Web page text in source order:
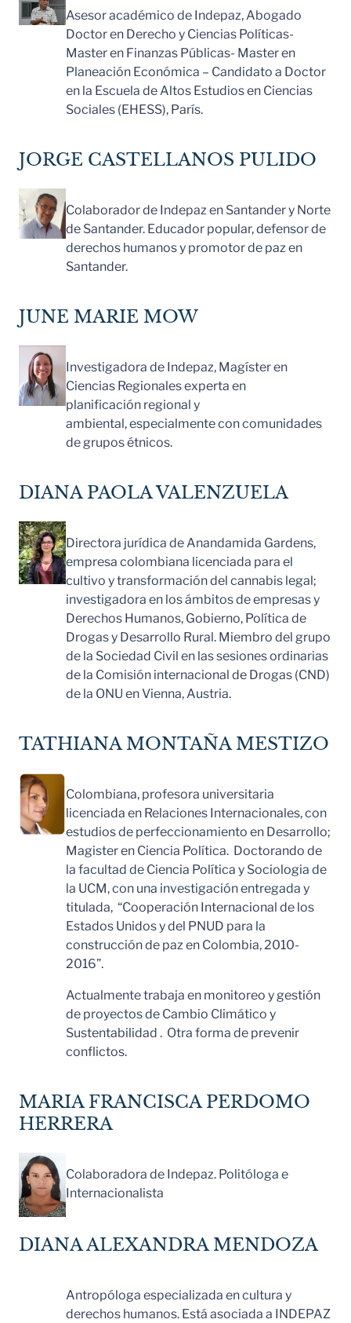
Asesor académico de Indepaz, Abogado
Doctor en Derecho y Ciencias Políticas-
Master en Finanzas Públicas- Master en
Planeación Económica – Candidato a Doctor
en la Escuela de Altos Estudios en Ciencias
Sociales (EHESS), París.
JORGE CASTELLANOS PULIDO
Colaborador de Indepaz en Santander y Norte
de Santander. Educador popular, defensor de
derechos humanos y promotor de paz en
Santander.
JUNE MARIE MOW
Investigadora de Indepaz, Magíster en
Ciencias Regionales experta en
planificación regional y
ambiental, especialmente con comunidades
de grupos étnicos.
DIANA PAOLA VALENZUELA
Directora jurídica de Anandamida Gardens,
empresa colombiana licenciada para el
cultivo y transformación del cannabis legal;
investigadora en los ámbitos de empresas y
Derechos Humanos, Gobierno, Política de
Drogas y Desarrollo Rural. Miembro del grupo
de la Sociedad Civil en las sesiones ordinarias
de la Comisión internacional de Drogas (CND)
de la ONU en Vienna, Austria.
TATHIANA MONTAÑA MESTIZO
Colombiana, profesora universitaria
licenciada en Relaciones Internacionales, con
estudios de perfeccionamiento en Desarrollo;
Magister en Ciencia Política. Doctorando de
la facultad de Ciencia Política y Sociologia de
la UCM, con una investigación entregada y
titulada, “Cooperación Internacional de los
Estados Unidos y del PNUD para la
construcción de paz en Colombia, 2010-
2016”.
Actualmente trabaja en monitoreo y gestión
de proyectos de Cambio Climático y
Sustentabilidad . Otra forma de prevenir
conflictos.
MARIA FRANCISCA PERDOMO
HERRERA
Colaboradora de Indepaz. Politóloga e
Internacionalista
DIANA ALEXANDRA MENDOZA
Antropóloga especializada en cultura y
derechos humanos. Está asociada a INDEPAZ